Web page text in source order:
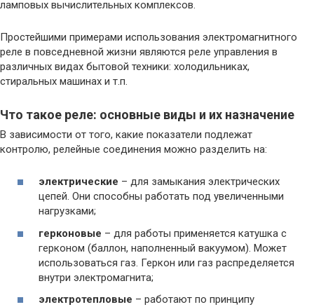
ламповых вычислительных комплексов.
Простейшими примерами использования электромагнитного
реле в повседневной жизни являются реле управления в
различных видах бытовой техники: холодильниках,
стиральных машинах и т.п.
Что такое реле: основные виды и их назначение
В зависимости от того, какие показатели подлежат
контролю, релейные соединения можно разделить на:
электрические – для замыкания электрических
цепей. Они способны работать под увеличенными
нагрузками;
герконовые – для работы применяется катушка с
герконом (баллон, наполненный вакуумом). Может
использоваться газ. Геркон или газ распределяется
внутри электромагнита;
электротепловые – работают по принципу